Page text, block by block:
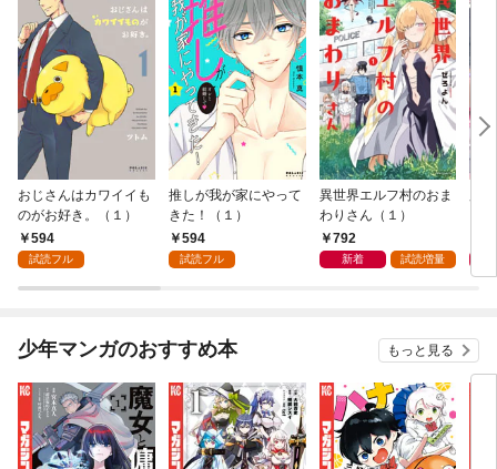
おじさんはカワイイも
のがお好き。（１）
594
試読フル
推しが我が家にやって
きた！（１）
594
試読フル
異世界エルフ村のおま
わりさん（１）
792
新着 試読増量
少年マンガのおすすめ本 もっと見る